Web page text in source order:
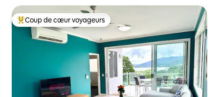
Coups de cœur voyageurs les plus appréciés
Coup de cœur voyageurs